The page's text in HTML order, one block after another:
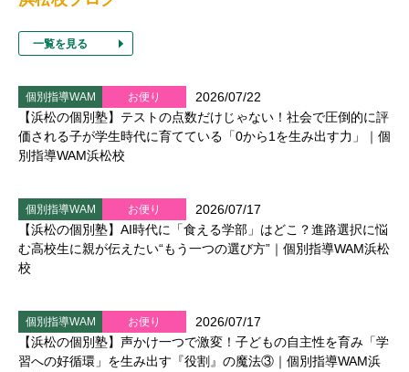
一覧を見る
個別指導WAM お便り
2026/07/22
【浜松の個別塾】テストの点数だけじゃない！社会で圧倒的に評
価される子が学生時代に育てている「0から1を生み出す力」｜個
別指導WAM浜松校
個別指導WAM お便り
2026/07/17
【浜松の個別塾】AI時代に「食える学部」はどこ？進路選択に悩
む高校生に親が伝えたい“もう一つの選び方”｜個別指導WAM浜松
校
個別指導WAM お便り
2026/07/17
【浜松の個別塾】声かけ一つで激変！子どもの自主性を育み「学
習への好循環」を生み出す『役割』の魔法③｜個別指導WAM浜